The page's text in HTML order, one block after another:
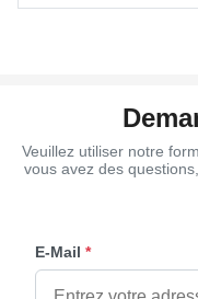
and OEM service
Veuillez utiliser notre
vous avez des
E-Mail *